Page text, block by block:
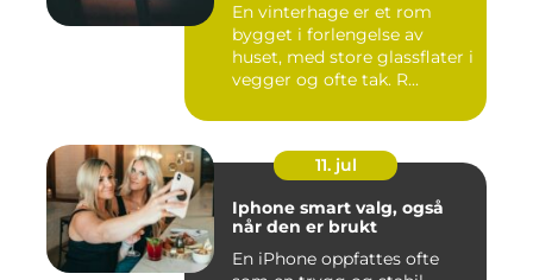
En vinterhage er et rom
bygget i forlengelse av
huset, med store glassflater i
vegger og ofte tak. R...
11. jul
Iphone smart valg, også
når den er brukt
En iPhone oppfattes ofte